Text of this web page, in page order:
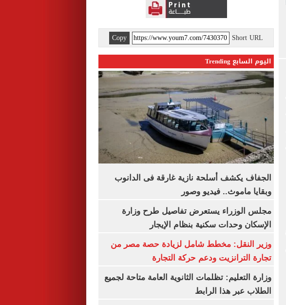
Short URL
Copy
اليوم السابع Trending
الجفاف يكشف أسلحة نازية غارقة فى الدانوب
وبقايا ماموث.. فيديو وصور
مجلس الوزراء يستعرض تفاصيل طرح وزارة
الإسكان وحدات سكنية بنظام الإيجار
وزير النقل: مخطط شامل لزيادة حصة مصر من
تجارة الترانزيت ودعم حركة التجارة
وزارة التعليم: تظلمات الثانوية العامة متاحة لجميع
الطلاب عبر هذا الرابط